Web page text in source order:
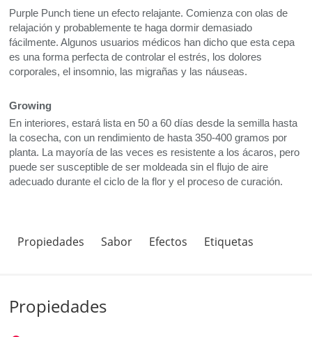
Purple Punch tiene un efecto relajante. Comienza con olas de
relajación y probablemente te haga dormir demasiado
fácilmente. Algunos usuarios médicos han dicho que esta cepa
es una forma perfecta de controlar el estrés, los dolores
corporales, el insomnio, las migrañas y las náuseas.
Growing
En interiores, estará lista en 50 a 60 días desde la semilla hasta
la cosecha, con un rendimiento de hasta 350-400 gramos por
planta. La mayoría de las veces es resistente a los ácaros, pero
puede ser susceptible de ser moldeada sin el flujo de aire
adecuado durante el ciclo de la flor y el proceso de curación.
Propiedades Sabor Efectos Etiquetas
Propiedades